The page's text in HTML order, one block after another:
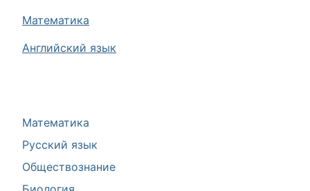
Математика
Русский язык
Обществознание
Математика
Английский язык